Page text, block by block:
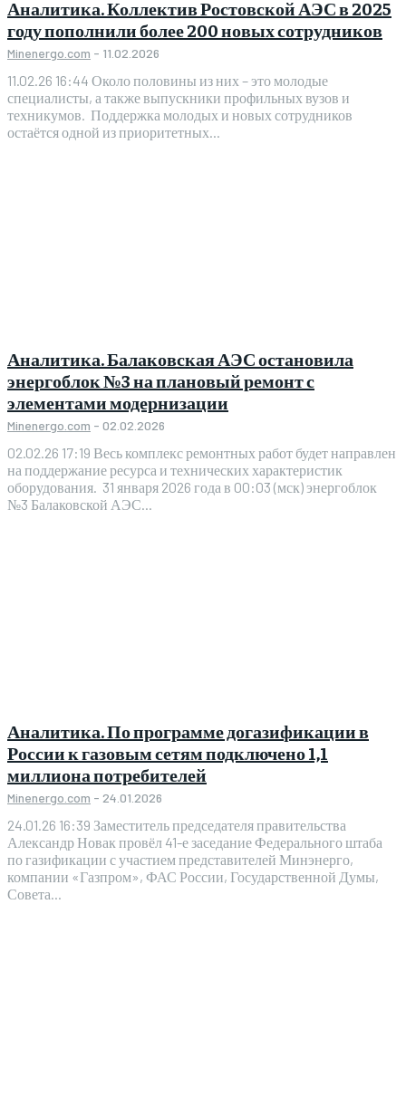
Аналитика. Коллектив Ростовской АЭС в 2025
году пополнили более 200 новых сотрудников
Minenergo.com - 11.02.2026
11.02.26 16:44 Около половины из них – это молодые
специалисты, а также выпускники профильных вузов и
техникумов. Поддержка молодых и новых сотрудников
остаётся одной из приоритетных...
Аналитика. Балаковская АЭС остановила
энергоблок №3 на плановый ремонт с
элементами модернизации
Minenergo.com - 02.02.2026
02.02.26 17:19 Весь комплекс ремонтных работ будет направлен
на поддержание ресурса и технических характеристик
оборудования. 31 января 2026 года в 00:03 (мск) энергоблок
№3 Балаковской АЭС...
Аналитика. По программе догазификации в
России к газовым сетям подключено 1,1
миллиона потребителей
Minenergo.com - 24.01.2026
24.01.26 16:39 Заместитель председателя правительства
Александр Новак провёл 41-е заседание Федерального штаба
по газификации с участием представителей Минэнерго,
компании «Газпром», ФАС России, Государственной Думы,
Совета...